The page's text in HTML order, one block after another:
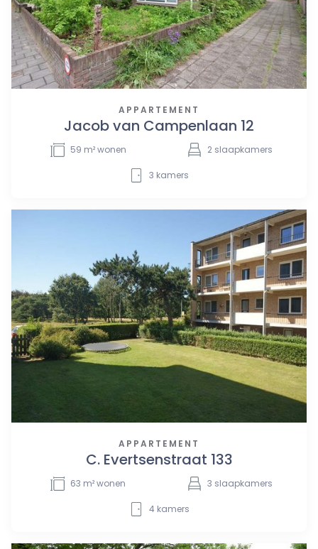
APPARTEMENT
Jacob van Campenlaan 12
59 m² wonen 2 slaapkamers
3 kamers
APPARTEMENT
C. Evertsenstraat 133
63 m² wonen 3 slaapkamers
4 kamers